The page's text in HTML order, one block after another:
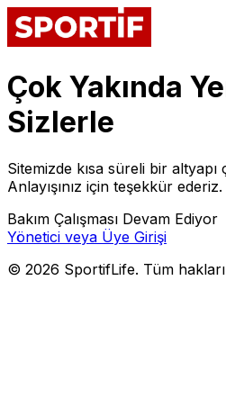
Çok Yakında
Sizlerle
Sitemizde kısa süreli bir altyapı
Anlayışınız için teşekkür ederiz.
Bakım Çalışması Devam Ediyor
Yönetici veya Üye Girişi
© 2026 SportifLife. Tüm hakları